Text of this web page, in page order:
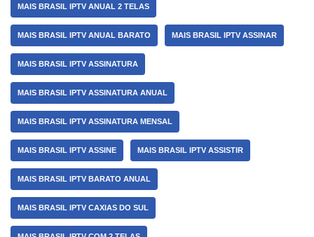
MAIS BRASIL IPTV ANUAL 2 TELAS
MAIS BRASIL IPTV ANUAL BARATO MAIS BRASIL IPTV ASSINAR
MAIS BRASIL IPTV ASSINATURA
MAIS BRASIL IPTV ASSINATURA ANUAL
MAIS BRASIL IPTV ASSINATURA MENSAL
MAIS BRASIL IPTV ASSINE MAIS BRASIL IPTV ASSISTIR
MAIS BRASIL IPTV BARATO ANUAL
MAIS BRASIL IPTV CAXIAS DO SUL